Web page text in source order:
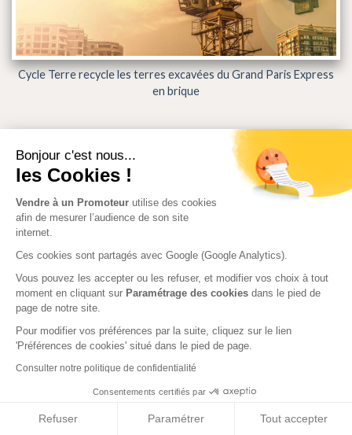
Bonjour c'est nous...
les Cookies !
Vendre à un Promoteur utilise des cookies
afin de mesurer l’audience de son site
internet.
Ces cookies sont partagés avec Google (Google Analytics).
Vous pouvez les accepter ou les refuser, et modifier vos choix à tout
moment en cliquant sur Paramétrage des cookies dans le pied de
page de notre site.
Pour modifier vos préférences par la suite, cliquez sur le lien
'Préférences de cookies' situé dans le pied de page.
Consulter notre politique de confidentialité
Consentements certifiés par
Refuser Paramétrer Tout accepter
Cycle Terre recycle les terres excavées du Grand Paris Express
en brique
L'abattement exceptionnel sur les plus-values étendu aux
communes de taille moyenne